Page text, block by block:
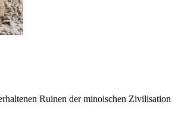
Ruinen der minoischen Zivilisation